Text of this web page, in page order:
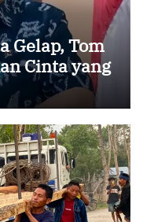
Gelap, Tom
Cinta yang